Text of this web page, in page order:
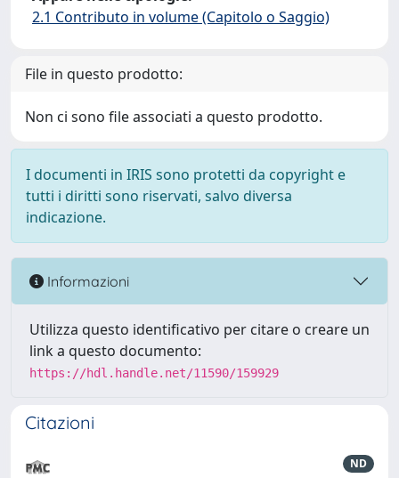
2.1 Contributo in volume (Capitolo o Saggio)
File in questo prodotto:
Non ci sono file associati a questo prodotto.
I documenti in IRIS sono protetti da copyright e
tutti i diritti sono riservati, salvo diversa
indicazione.
Informazioni
Utilizza questo identificativo per citare o creare un
link a questo documento:
https://hdl.handle.net/11590/159929
Citazioni
ND